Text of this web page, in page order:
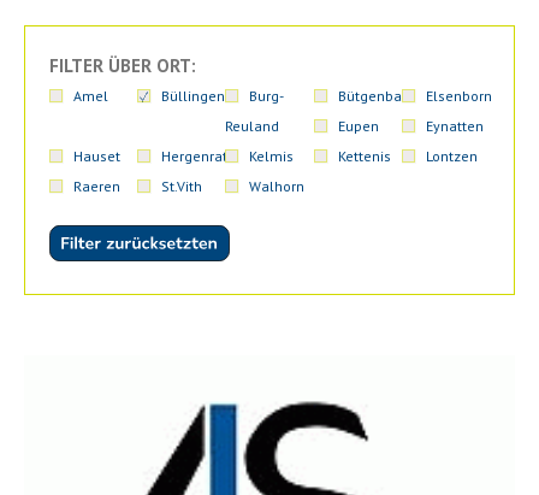
FILTER ÜBER ORT:
Amel Büllingen
Burg-
Reuland
Bütgenbach
Elsenborn
Eupen
Eynatten
Hauset
Hergenrath Kelmis Kettenis
Lontzen
Raeren
St.Vith Walhorn